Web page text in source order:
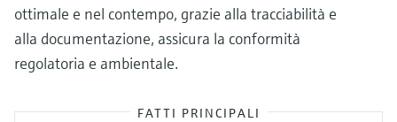
ottimale e nel contempo, grazie alla tracciabilità e
alla documentazione, assicura la conformità
regolatoria e ambientale.
FATTI PRINCIPALI